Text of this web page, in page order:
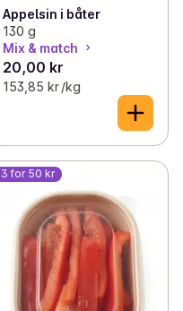
Appelsin i båter
130 g
Mix & match
20,00 kr
153,85 kr /kg
3 for 50 kr